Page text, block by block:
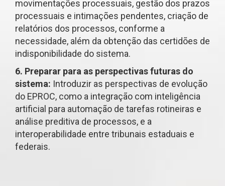
movimentações processuais, gestão dos prazos
processuais e intimações pendentes, criação de
relatórios dos processos, conforme a
necessidade, além da obtenção das certidões de
indisponibilidade do sistema.
6. Preparar para as perspectivas futuras do
sistema: Introduzir as perspectivas de evolução
do EPROC, como a integração com inteligência
artificial para automação de tarefas rotineiras e
análise preditiva de processos, e a
interoperabilidade entre tribunais estaduais e
federais.